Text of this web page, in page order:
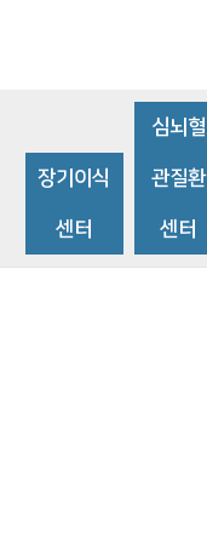
장기이식
센터
심뇌혈
관질환
센터